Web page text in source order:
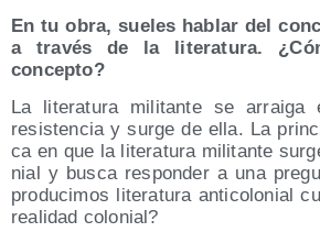
En tu obra, sue­les hablar del
a tra­vés de la lite­ra­tu­ra.
concepto?
La lite­ra­tu­ra mili­tan­te se
resis­ten­cia y sur­ge de ella. La
ca en que la lite­ra­tu­ra mili­tan­te
nial y bus­ca res­pon­der a una
pro­du­ci­mos lite­ra­tu­ra anti­co­lo­nial
reali­dad colonial?